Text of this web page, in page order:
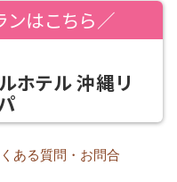
はこちら／
ホテル 沖縄リ
ある質問・お問合